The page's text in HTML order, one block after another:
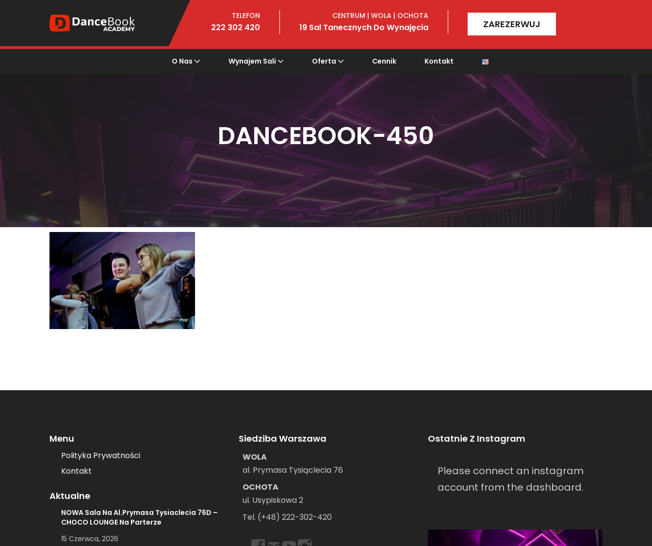
TELEFON
222 302 420
CENTRUM | WOLA | OCHOTA
19 Sal Tanecznych Do Wynajęcia ZAREZERWUJ
O Nas Wynajem Sali Oferta Cennik Kontakt
DANCEBOOK-450
Menu
Polityka Prywatności
Kontakt
Aktualne
NOWA Sala Na Al.Prymasa Tysiaclecia 76D –
CHOCO LOUNGE Na Parterze
15 Czerwca, 2026
Siedziba Warszawa
WOLA
al. Prymasa Tysiąclecia 76
OCHOTA
ul. Usypiskowa 2
Tel. (+48) 222-302-420
https://www.facebook.com/dancebookwarszawa
Emailhttps://www.youtube.com/user/dancebookpl
Ostatnie Z Instagram
Please connect an instagram
account from the dashboard.